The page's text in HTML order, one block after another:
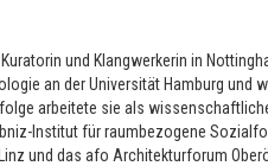
und Klangwerkerin in
an der Universität Hamburg und
arbeitete sie als
Institut für raumbezogene
und das afo Architekturforum